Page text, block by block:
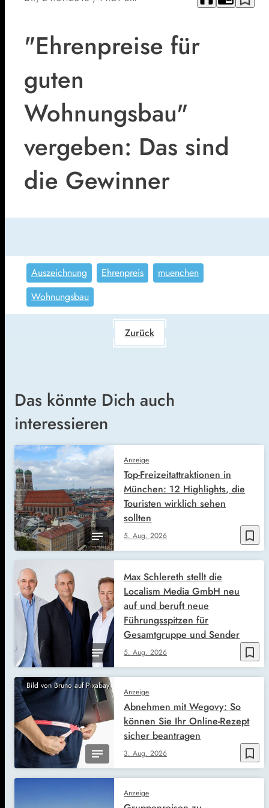
"Ehrenpreise für
guten
Wohnungsbau"
vergeben: Das sind
die Gewinner
Auszeichnung Ehrenpreis
muenchen
Wohnungsbau
Zurück
Das könnte Dich auch
interessieren
bookmark_border
Anzeige
5. Aug. 2026
Top-Freizeitattraktionen in
München: 12 Highlights, die
Touristen wirklich sehen
sollten
bookmark_border
5. Aug. 2026
Max Schlereth stellt die
Localism Media GmbH neu
auf und beruft neue
Führungsspitzen für
Gesamtgruppe und Sender
Bild von Bruno auf Pixabay
bookmark_border
Anzeige
3. Aug. 2026
Abnehmen mit Wegovy: So
können Sie Ihr Online-Rezept
sicher beantragen
Anzeige